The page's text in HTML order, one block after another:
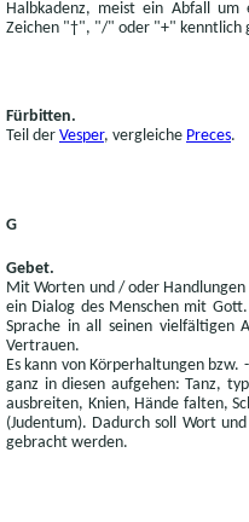
Halbkadenz, meist ein Abfall
Zeichen "†", "/" oder "+" kenntlich
Fürbitten.
Teil der Vesper, vergleiche Preces.
G
Gebet.
Mit Worten und / oder Handlungen
ein Dialog des Menschen mit
Sprache in all seinen vielfältigen
Vertrauen.
Es kann von Körperhaltungen
ganz in diesen aufgehen: Tanz,
ausbreiten, Knien, Hände falten,
(Judentum). Dadurch soll Wort
gebracht werden.